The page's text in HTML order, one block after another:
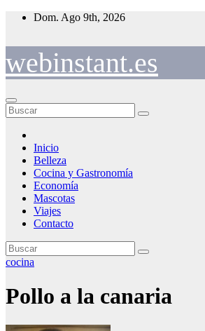
Saltar
Dom. Ago 9th, 2026
webinstant.es
Inicio
Belleza
Cocina y Gastronomía
Economía
Mascotas
Viajes
Contacto
cocina
Pollo a la canaria